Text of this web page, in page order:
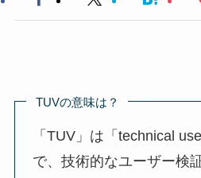
TUVの意味は？
「TUV」は「technical
で、技術的なユーザー検